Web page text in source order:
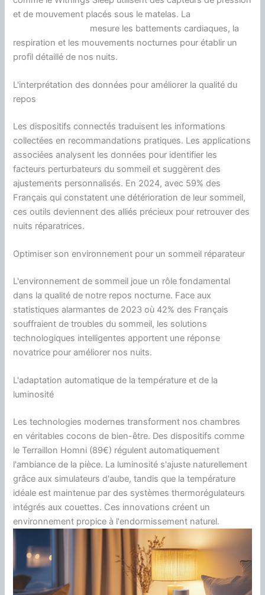
et de mouvement placés sous le matelas. La
mesure les battements cardiaques, la
respiration et les mouvements nocturnes pour établir un
profil détaillé de nos nuits.
L'interprétation des données pour améliorer la qualité du
repos
Les dispositifs connectés traduisent les informations
collectées en recommandations pratiques. Les applications
associées analysent les données pour identifier les
facteurs perturbateurs du sommeil et suggèrent des
ajustements personnalisés. En 2024, avec 59% des
Français qui constatent une détérioration de leur sommeil,
ces outils deviennent des alliés précieux pour retrouver des
nuits réparatrices.
Optimiser son environnement pour un sommeil réparateur
L'environnement de sommeil joue un rôle fondamental
dans la qualité de notre repos nocturne. Face aux
statistiques alarmantes de 2023 où 42% des Français
souffraient de troubles du sommeil, les solutions
technologiques intelligentes apportent une réponse
novatrice pour améliorer nos nuits.
L'adaptation automatique de la température et de la
luminosité
Les technologies modernes transforment nos chambres
en véritables cocons de bien-être. Des dispositifs comme
le Terraillon Homni (89€) régulent automatiquement
l'ambiance de la pièce. La luminosité s'ajuste naturellement
grâce aux simulateurs d'aube, tandis que la température
idéale est maintenue par des systèmes thermorégulateurs
intégrés aux couettes. Ces innovations créent un
environnement propice à l'endormissement naturel.